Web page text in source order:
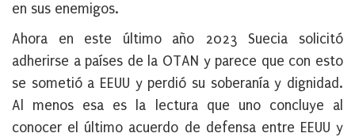
en sus enemigos.
Ahora en este último año 2023 Suecia solicitó
adherirse a países de la OTAN y parece que con esto
se sometió a EEUU y perdió su soberanía y dignidad.
Al menos esa es la lectura que uno concluye al
conocer el último acuerdo de defensa entre EEUU y